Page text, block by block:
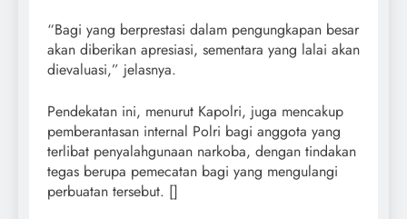
“Bagi yang berprestasi dalam pengungkapan besar
akan diberikan apresiasi, sementara yang lalai akan
dievaluasi,” jelasnya.
Pendekatan ini, menurut Kapolri, juga mencakup
pemberantasan internal Polri bagi anggota yang
terlibat penyalahgunaan narkoba, dengan tindakan
tegas berupa pemecatan bagi yang mengulangi
perbuatan tersebut. []